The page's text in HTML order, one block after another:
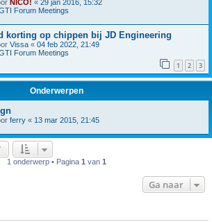
NICO! « 29 jan 2016, 15:32
Forum Meetings
korting op chippen bij JD Engineering
Vissa « 04 feb 2022, 21:49
Forum Meetings
1 2 3
Onderwerpen
ferry « 13 mar 2015, 21:45
1 onderwerp • Pagina 1 van 1
Ga naar